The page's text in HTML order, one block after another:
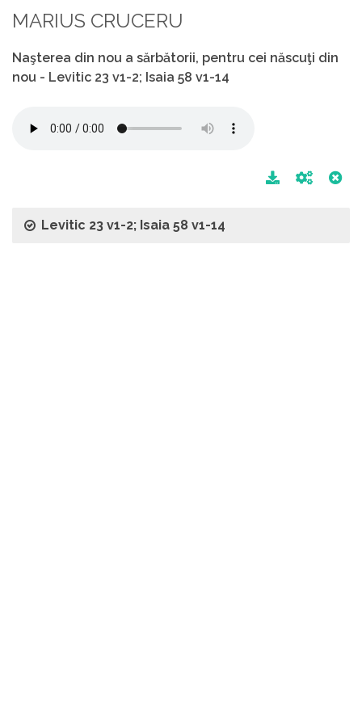
MARIUS CRUCERU
Naşterea din nou a sărbătorii, pentru cei născuţi din
nou - Levitic 23 v1-2; Isaia 58 v1-14
Levitic 23 v1-2; Isaia 58 v1-14